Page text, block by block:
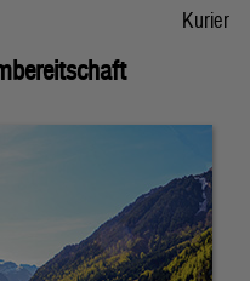
Kurier